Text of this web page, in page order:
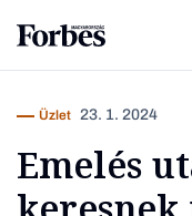
Üzlet 23. 1. 2024
Emelés